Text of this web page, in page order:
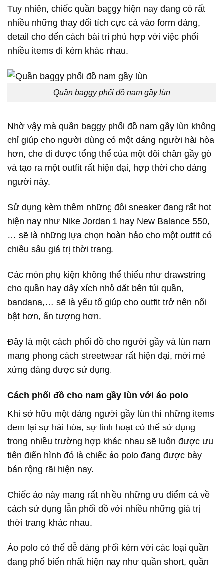
Tuy nhiên, chiếc quần baggy hiện nay đang có rất
nhiều những thay đổi tích cực cả vào form dáng,
detail cho đến cách bài trí phù hợp với việc phối
nhiều items đi kèm khác nhau.
Quần baggy phối đồ nam gầy lùn
Nhờ vậy mà quần baggy phối đồ nam gầy lùn không
chỉ giúp cho người dùng có một dáng người hài hòa
hơn, che đi được tổng thể của một đôi chân gầy gò
và tạo ra một outfit rất hiện đại, hợp thời cho dáng
người này.
Sử dụng kèm thêm những đôi sneaker đang rất hot
hiện nay như Nike Jordan 1 hay New Balance 550,
… sẽ là những lựa chọn hoàn hảo cho một outfit có
chiều sâu giá trị thời trang.
Các món phụ kiện không thể thiếu như drawstring
cho quần hay dây xích nhỏ dắt bên túi quần,
bandana,… sẽ là yếu tố giúp cho outfit trở nên nổi
bật hơn, ấn tượng hơn.
Đây là một cách phối đồ cho người gầy và lùn nam
mang phong cách streetwear rất hiện đại, mới mẻ
xứng đáng được sử dụng.
Cách phối đồ cho nam gầy lùn với áo polo
Khi sở hữu một dáng người gầy lùn thì những items
đem lại sự hài hòa, sự linh hoạt có thể sử dụng
trong nhiều trường hợp khác nhau sẽ luôn được ưu
tiên điển hình đó là chiếc áo polo đang được bày
bán rộng rãi hiện nay.
Chiếc áo này mang rất nhiều những ưu điểm cả về
cách sử dụng lẫn phối đồ với nhiều những giá trị
thời trang khác nhau.
Áo polo có thể dễ dàng phối kèm với các loại quần
đang phổ biến nhất hiện nay như quần short, quần